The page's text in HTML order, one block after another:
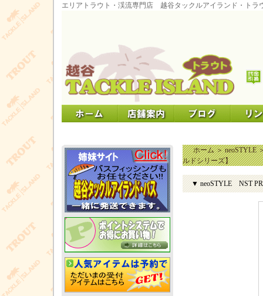
エリアトラウト・渓流専門店 越谷タックルアイランド・トラ
ホーム＞neoSTYLE
ルドシリーズ】
▼ neoSTYLE NST